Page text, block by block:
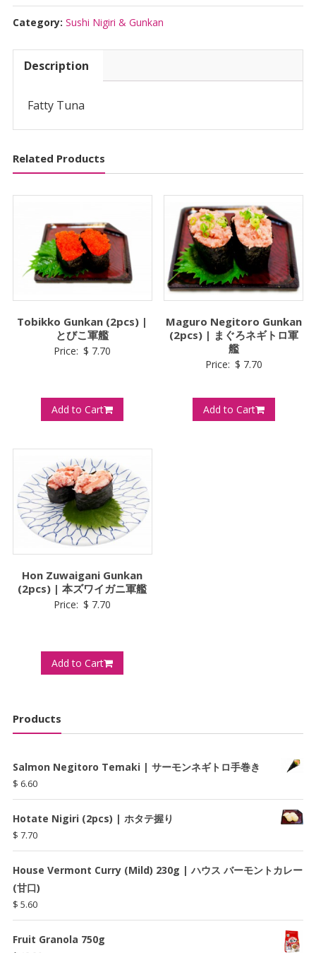
|
大
ロ
quantity
Category: Sushi Nigiri & Gunkan
Description
Fatty Tuna
Related Products
Tobikko Gunkan (2pcs) |
とびこ軍艦
Price: $ 7.70
Add to Cart
Maguro Negitoro Gunkan
(2pcs) | まぐろネギトロ軍
艦
Price: $ 7.70
Add to Cart
Hon Zuwaigani Gunkan
(2pcs) | 本ズワイガニ軍艦
Price: $ 7.70
Add to Cart
Products
Salmon Negitoro Temaki | サーモンネギトロ手巻き
$ 6.60
Hotate Nigiri (2pcs) | ホタテ握り
$ 7.70
House Vermont Curry (Mild) 230g | ハウス バーモントカレー
(甘口)
$ 5.60
Fruit Granola 750g